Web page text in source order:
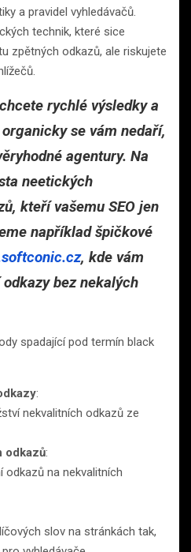
a pravidel vyhledávačů.
technik, které sice
zpětných odkazů, ale riskujete
rychlé výsledky a
se vám nedaří,
agentury. Na
neetických
kteří vašemu SEO jen
například špičkové
, kde vám
bez nekalých
spadající pod termín black
:
nekvalitních odkazů ze
odkazů:
odkazů na nekvalitních
slov na stránkách tak,